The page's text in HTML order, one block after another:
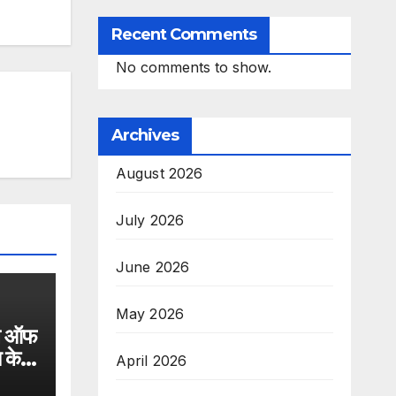
ऑफ
के
Recent Comments
No comments to show.
Archives
August 2026
July 2026
June 2026
May 2026
April 2026